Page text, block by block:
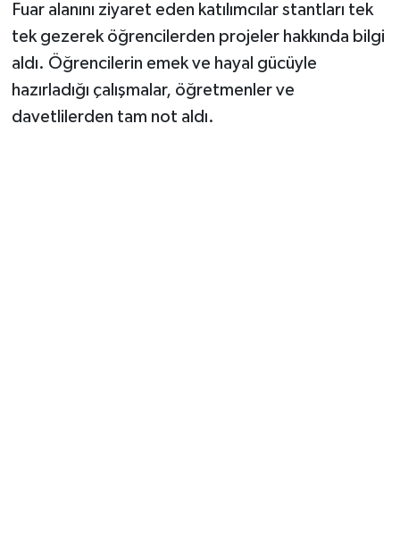
Fuar alanını ziyaret eden katılımcılar stantları tek
tek gezerek öğrencilerden projeler hakkında bilgi
aldı. Öğrencilerin emek ve hayal gücüyle
hazırladığı çalışmalar, öğretmenler ve
davetlilerden tam not aldı.